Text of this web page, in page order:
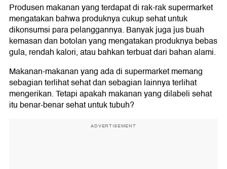
Produsen makanan yang terdapat di rak-rak supermarket
mengatakan bahwa produknya cukup sehat untuk
dikonsumsi para pelanggannya. Banyak juga jus buah
kemasan dan botolan yang mengatakan produknya bebas
gula, rendah kalori, atau bahkan terbuat dari bahan alami.
Makanan-makanan yang ada di supermarket memang
sebagian terlihat sehat dan sebagian lainnya terlihat
mengerikan. Tetapi apakah makanan yang dilabeli sehat
itu benar-benar sehat untuk tubuh?
ADVERTISEMENT